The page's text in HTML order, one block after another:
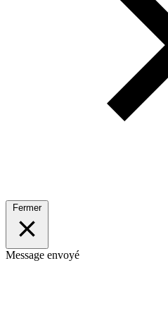
Fermer
Message envoyé